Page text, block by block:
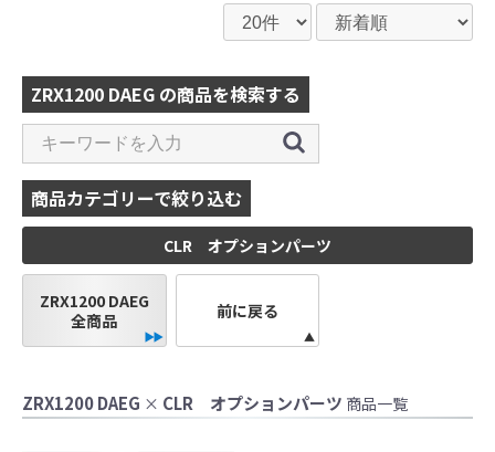
ZRX1200 DAEG の商品を検索する
商品カテゴリーで絞り込む
CLR オプションパーツ
ZRX1200 DAEG
全商品
前に戻る
ZRX1200 DAEG × CLR オプションパーツ 商品一覧
●当HP内では、マフラーの取付けイメージをわ